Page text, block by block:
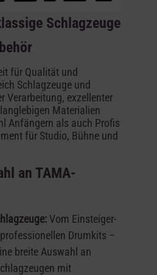
Schlagzeuge
für Qualität und
Schlagzeuge und
Verarbeitung, exzellenter
Materialien
Anfängern als auch Profis
für Studio, Bühne und
an TAMA-
Vom Einsteiger-
Drumkits –
breite Auswahl an
mit